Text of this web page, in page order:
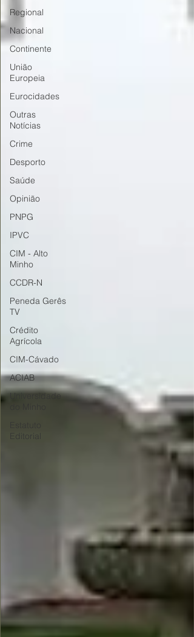
Regional
Nacional
Continente
União
Europeia
Eurocidades
Outras
Notícias
Crime
Desporto
Saúde
Opinião
PNPG
IPVC
CIM - Alto
Minho
CCDR-N
Peneda Gerês
TV
Crédito
Agrícola
CIM-Cávado
ACIAB
Universidade
Editorial